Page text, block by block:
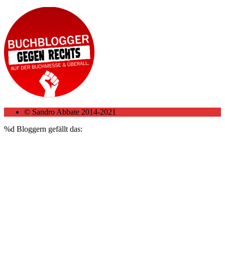
© Sandro Abbate 2014-2021
%d Bloggern gefällt das: